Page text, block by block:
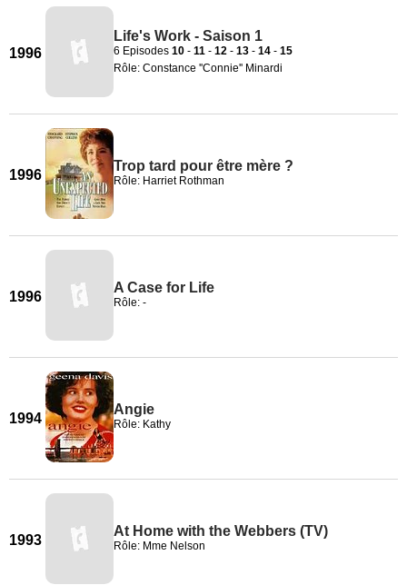
1996
Life's Work - Saison 1
6 Episodes 10 - 11 - 12 - 13 - 14 - 15
Rôle: Constance ''Connie'' Minardi
1996
Trop tard pour être mère ?
Rôle: Harriet Rothman
1996
A Case for Life
Rôle: -
1994
Angie
Rôle: Kathy
1993
At Home with the Webbers (TV)
Rôle: Mme Nelson